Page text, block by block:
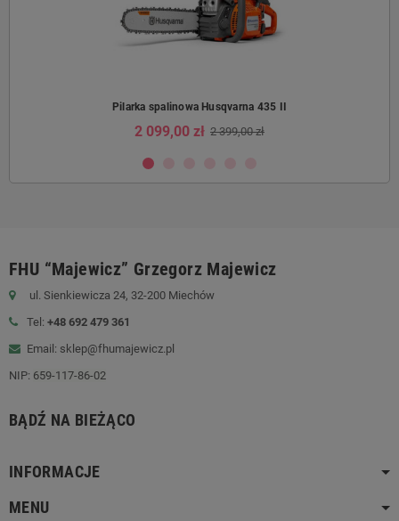
Pilarka spalinowa Husqvarna 435 II
2 099,00 zł 2 399,00 zł
FHU “Majewicz” Grzegorz Majewicz
ul. Sienkiewicza 24, 32-200 Miechów
Tel: +48 692 479 361
Email: sklep@fhumajewicz.pl
NIP: 659-117-86-02
BĄDŹ NA BIEŻĄCO
INFORMACJE
MENU